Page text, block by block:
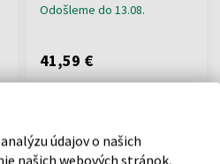
Odošleme do 13.08.
41,59 €
údajov o našich
našich webových stránok,